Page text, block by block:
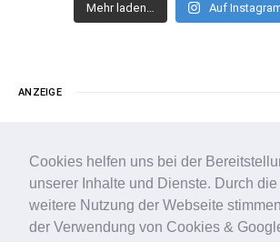
Cookies helfen uns bei der
unserer Inhalte und Dienste. Durch die
weitere Nutzung der Webseite
der Verwendung von Cookies &
Mehr laden… Auf
ANZEIGE